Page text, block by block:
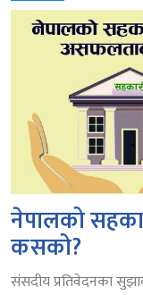
नेपालको
कसको?
संसदीय प्रतिवेदनका